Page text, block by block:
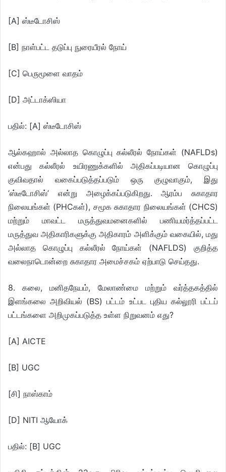
[A] ஸ்டீடோசிஸ்
[B] நாள்பட்ட தடுப்பு நுரையீரல் நோய்
[C] பெருமூளை வாதம்
[D] அட்டாக்ஸியா
பதில்: [A] ஸ்டீடோசிஸ்
ஆல்கஹால் அல்லாத கொழுப்பு கல்லீரல் நோய்கள் (NAFLDs)
என்பது கல்லீரல் உயிரணுக்களில் அதிகப்படியான கொழுப்பு
குவிவதால் வகைப்படுத்தப்படும் ஒரு குழுவாகும், இது
‘ஸ்டீடோசிஸ்’ என்று அழைக்கப்படுகிறது. ஆரம்ப சுகாதார
நிலையங்கள் (PHCகள்), சமூக சுகாதார நிலையங்கள் (CHCS)
மற்றும் மாவட்ட மருத்துவமனைகளில் பணியமர்த்தப்பட்ட
மருத்துவ அதிகாரிகளுக்கு அதிகாரம் அளிக்கும் வகையில், மது
அல்லாத கொழுப்பு கல்லீரல் நோய்கள் (NAFLDS) குறித்த
வலைநாடொன்றை சுகாதார அமைச்சகம் ஏற்பாடு செய்தது.
8. கலை, மனிதநேயம், மேலாண்மை மற்றும் வர்த்தகத்தில்
இளங்கலை அறிவியல் (BS) பட்டம் உட்பட புதிய கல்லூரி பட்டப்
பட்டங்களை அறிமுகப்படுத்த உள்ள நிறுவனம் எது?
[A] AICTE
[B] UGC
[சி] நாஸ்காம்
[D] NITI ஆயோக்
பதில்: [B] UGC